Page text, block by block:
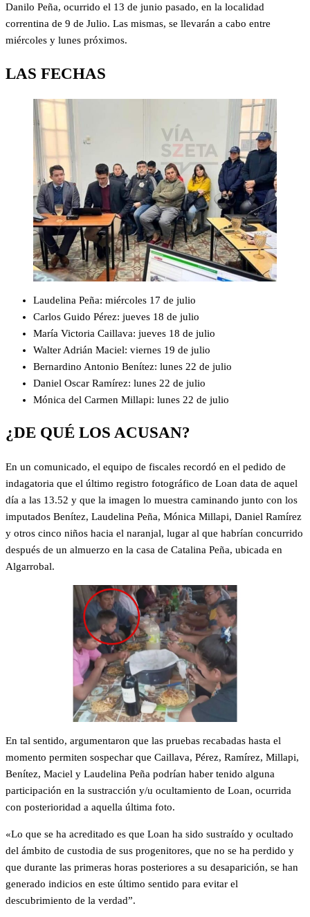
Danilo Peña, ocurrido el 13 de junio pasado, en la localidad
correntina de 9 de Julio. Las mismas, se llevarán a cabo entre
miércoles y lunes próximos.
LAS FECHAS
Laudelina Peña: miércoles 17 de julio
Carlos Guido Pérez: jueves 18 de julio
María Victoria Caillava: jueves 18 de julio
Walter Adrián Maciel: viernes 19 de julio
Bernardino Antonio Benítez: lunes 22 de julio
Daniel Oscar Ramírez: lunes 22 de julio
Mónica del Carmen Millapi: lunes 22 de julio
¿DE QUÉ LOS ACUSAN?
En un comunicado, el equipo de fiscales recordó en el pedido de
indagatoria que el último registro fotográfico de Loan data de aquel
día a las 13.52 y que la imagen lo muestra caminando junto con los
imputados Benítez, Laudelina Peña, Mónica Millapi, Daniel Ramírez
y otros cinco niños hacia el naranjal, lugar al que habrían concurrido
después de un almuerzo en la casa de Catalina Peña, ubicada en
Algarrobal.
En tal sentido, argumentaron que las pruebas recabadas hasta el
momento permiten sospechar que Caillava, Pérez, Ramírez, Millapi,
Benítez, Maciel y Laudelina Peña podrían haber tenido alguna
participación en la sustracción y/u ocultamiento de Loan, ocurrida
con posterioridad a aquella última foto.
«Lo que se ha acreditado es que Loan ha sido sustraído y ocultado
del ámbito de custodia de sus progenitores, que no se ha perdido y
que durante las primeras horas posteriores a su desaparición, se han
generado indicios en este último sentido para evitar el
descubrimiento de la verdad”.